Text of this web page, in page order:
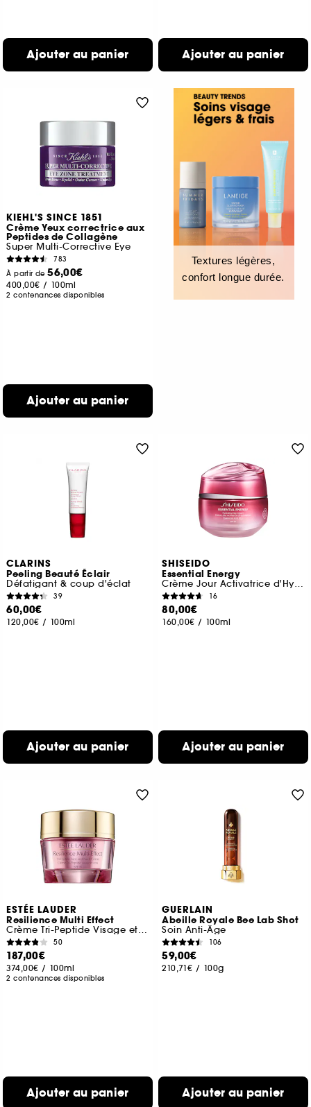
Ajouter au panier Ajouter au panier
KIEHL'S SINCE 1851
Crème Yeux correctrice aux
Peptides de Collagène
Super Multi-Corrective Eye
783
À partir de56,00€
400,00€ / 100ml
2 contenances disponibles
Ajouter au panier
Textures légères,
confort longue durée.
CLARINS
Peeling Beauté Éclair
Défatigant & coup d'éclat
39
60,00€
120,00€ / 100ml
Ajouter au panier
SHISEIDO
Essential Energy
Crème Jour Activatrice d'Hydratation SPF20
16
80,00€
160,00€ / 100ml
Ajouter au panier
ESTÉE LAUDER
Resilience Multi Effect
Crème Tri-Peptide Visage et Cou SPF 15
50
187,00€
374,00€ / 100ml
2 contenances disponibles
Ajouter au panier
GUERLAIN
Abeille Royale Bee Lab Shot
Soin Anti-Âge
106
59,00€
210,71€ / 100g
Ajouter au panier